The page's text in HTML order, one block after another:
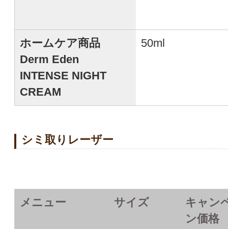
ホームケア商品
Derm Eden
INTENSE NIGHT
CREAM
50ml
シミ取りレーザー
メニュー サイズ
キャン
ン価格